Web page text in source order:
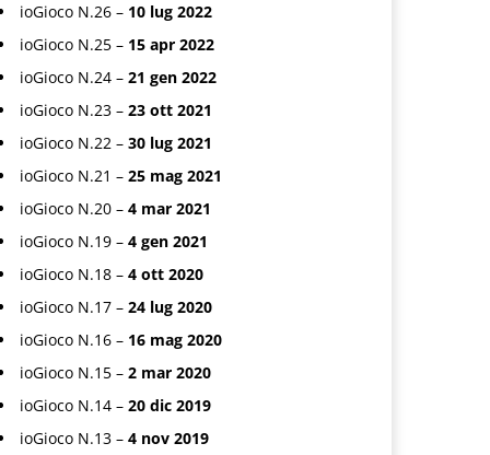
ioGioco N.26 – 10 lug 2022
ioGioco N.25 – 15 apr 2022
ioGioco N.24 – 21 gen 2022
ioGioco N.23 – 23 ott 2021
ioGioco N.22 – 30 lug 2021
ioGioco N.21 – 25 mag 2021
ioGioco N.20 – 4 mar 2021
ioGioco N.19 – 4 gen 2021
ioGioco N.18 – 4 ott 2020
ioGioco N.17 – 24 lug 2020
ioGioco N.16 – 16 mag 2020
ioGioco N.15 – 2 mar 2020
ioGioco N.14 – 20 dic 2019
ioGioco N.13 – 4 nov 2019